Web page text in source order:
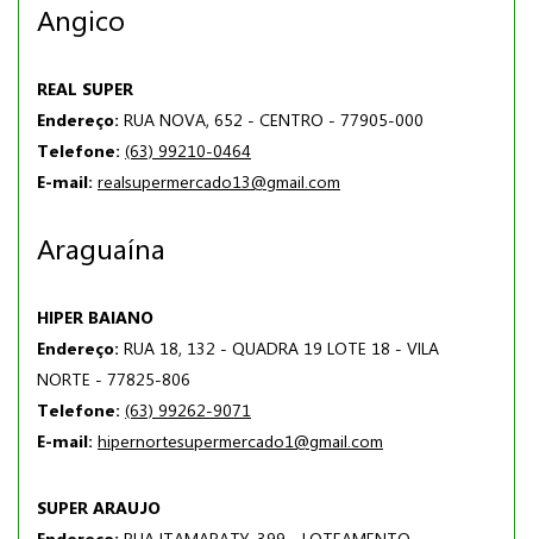
Angico
REAL SUPER
Endereço: RUA NOVA, 652 - CENTRO - 77905-000
Telefone: (63) 99210-0464
E-mail: realsupermercado13@gmail.com
Araguaína
HIPER BAIANO
Endereço: RUA 18, 132 - QUADRA 19 LOTE 18 - VILA
NORTE - 77825-806
Telefone: (63) 99262-9071
E-mail: hipernortesupermercado1@gmail.com
SUPER ARAUJO